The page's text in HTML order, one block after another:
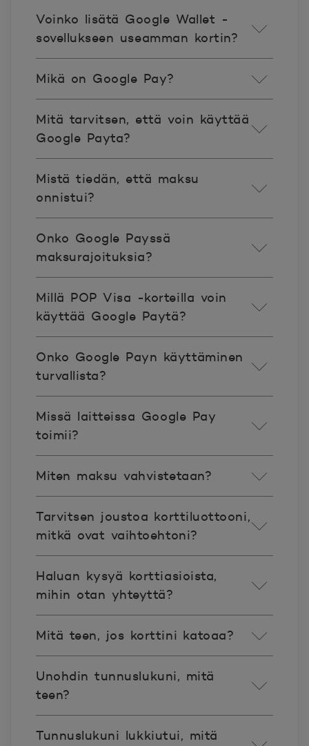
Voinko lisätä Google Wallet -
sovellukseen useamman kortin?
Mikä on Google Pay?
Mitä tarvitsen, että voin käyttää
Google Payta?
Mistä tiedän, että maksu
onnistui?
Onko Google Payssä
maksurajoituksia?
Millä POP Visa -korteilla voin
käyttää Google Paytä?
Onko Google Payn käyttäminen
turvallista?
Missä laitteissa Google Pay
toimii?
Miten maksu vahvistetaan?
Tarvitsen joustoa korttiluottooni,
mitkä ovat vaihtoehtoni?
Haluan kysyä korttiasioista,
mihin otan yhteyttä?
Mitä teen, jos korttini katoaa?
Unohdin tunnuslukuni, mitä
teen?
Tunnuslukuni lukkiutui, mitä